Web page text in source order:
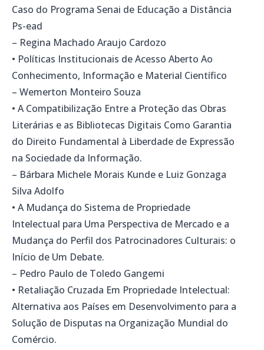
Caso do Programa Senai de Educação a Distância
Ps-ead
– Regina Machado Araujo Cardozo
• Políticas Institucionais de Acesso Aberto Ao
Conhecimento, Informação e Material Científico
– Wemerton Monteiro Souza
• A Compatibilização Entre a Proteção das Obras
Literárias e as Bibliotecas Digitais Como Garantia
do Direito Fundamental à Liberdade de Expressão
na Sociedade da Informação.
– Bárbara Michele Morais Kunde e Luiz Gonzaga
Silva Adolfo
• A Mudança do Sistema de Propriedade
Intelectual para Uma Perspectiva de Mercado e a
Mudança do Perfil dos Patrocinadores Culturais: o
Início de Um Debate.
– Pedro Paulo de Toledo Gangemi
• Retaliação Cruzada Em Propriedade Intelectual:
Alternativa aos Países em Desenvolvimento para a
Solução de Disputas na Organização Mundial do
Comércio.